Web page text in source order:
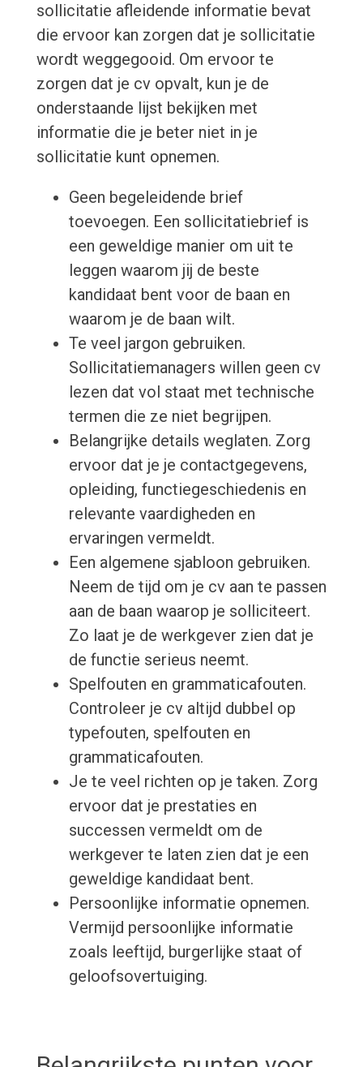
sollicitatie afleidende informatie bevat
die ervoor kan zorgen dat je sollicitatie
wordt weggegooid. Om ervoor te
zorgen dat je cv opvalt, kun je de
onderstaande lijst bekijken met
informatie die je beter niet in je
sollicitatie kunt opnemen.
Geen begeleidende brief
toevoegen. Een sollicitatiebrief is
een geweldige manier om uit te
leggen waarom jij de beste
kandidaat bent voor de baan en
waarom je de baan wilt.
Te veel jargon gebruiken.
Sollicitatiemanagers willen geen cv
lezen dat vol staat met technische
termen die ze niet begrijpen.
Belangrijke details weglaten. Zorg
ervoor dat je je contactgegevens,
opleiding, functiegeschiedenis en
relevante vaardigheden en
ervaringen vermeldt.
Een algemene sjabloon gebruiken.
Neem de tijd om je cv aan te passen
aan de baan waarop je solliciteert.
Zo laat je de werkgever zien dat je
de functie serieus neemt.
Spelfouten en grammaticafouten.
Controleer je cv altijd dubbel op
typefouten, spelfouten en
grammaticafouten.
Je te veel richten op je taken. Zorg
ervoor dat je prestaties en
successen vermeldt om de
werkgever te laten zien dat je een
geweldige kandidaat bent.
Persoonlijke informatie opnemen.
Vermijd persoonlijke informatie
zoals leeftijd, burgerlijke staat of
geloofsovertuiging.